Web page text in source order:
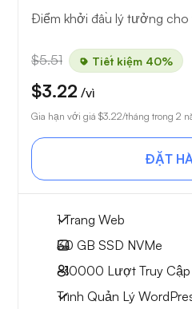
Điểm khởi đầu lý tưởng cho
$5.51 Tiết kiệm 40%
$3.22 /vì
Gia hạn với giá $3.22/tháng trong 2
ĐẶT
1 Trang Web
30 GB SSD NVMe
~10000 Lượt Truy
Trình Quản Lý